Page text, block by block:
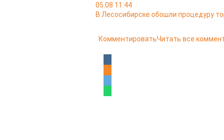
05.08 11:44
В Лесосибирске обошли процедуру
КомментироватьЧитать все